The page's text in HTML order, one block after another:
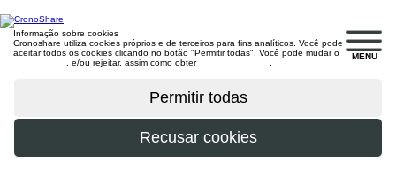
MENU
Informação sobre cookies
Cronoshare utiliza cookies próprios e de terceiros para fins analíticos. Você pode
aceitar todos os cookies clicando no botão "Permitir todas". Você pode mudar o
, e/ou rejeitar, assim como obter